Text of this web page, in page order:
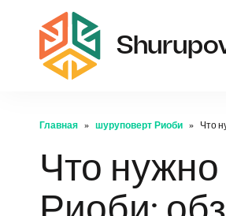
Главная шуруповерт Риоби Что
Что нужно